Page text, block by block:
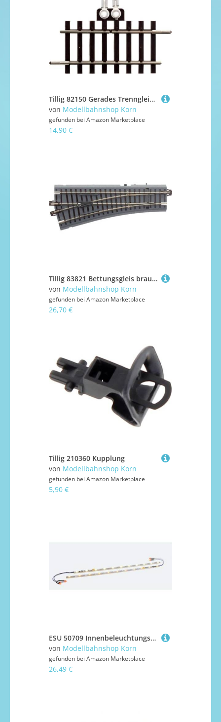
Tillig 82150 Gerades Trenngleis (Nenngröße H0)
von Modellbahnshop Korn
gefunden bei Amazon Marketplace
14,90 €
Tillig 83821 Bettungsgleis braun Weiche Links
von Modellbahnshop Korn
gefunden bei Amazon Marketplace
26,70 €
Tillig 210360 Kupplung
von Modellbahnshop Korn
gefunden bei Amazon Marketplace
5,90 €
ESU 50709 Innenbeleuchtungs-Set inkl. Decoder, 255mm
von Modellbahnshop Korn
gefunden bei Amazon Marketplace
26,49 €